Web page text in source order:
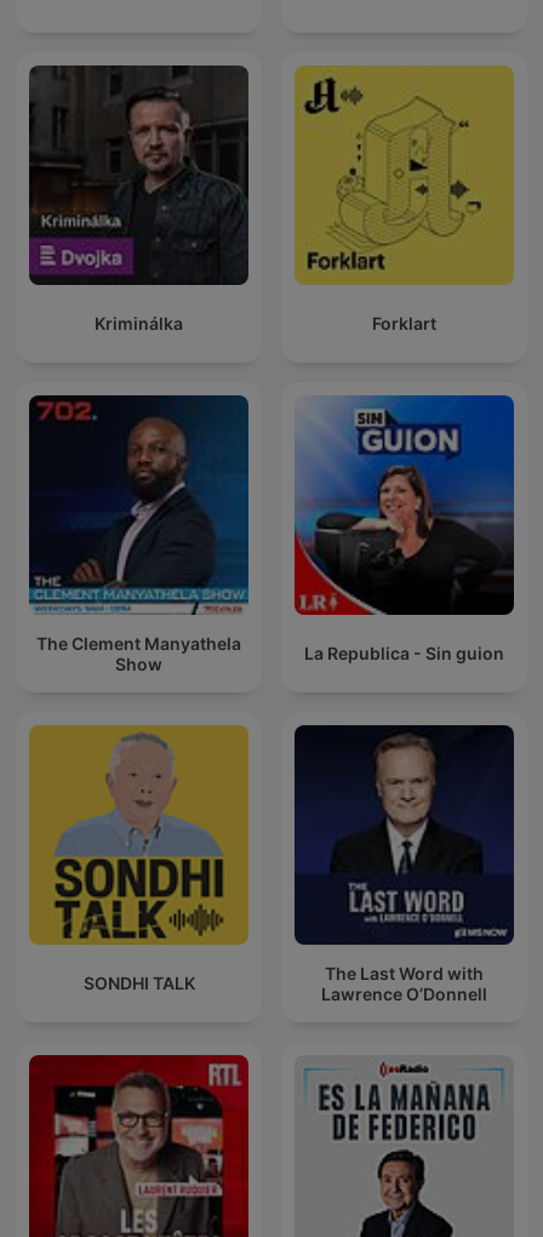
Kriminálka Forklart
The Clement Manyathela
Show
La Republica - Sin guion
SONDHI TALK
The Last Word with
Lawrence O’Donnell